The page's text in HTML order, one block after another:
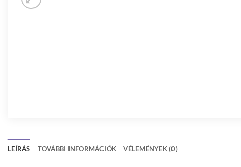
LEÍRÁS TOVÁBBI INFORMÁCIÓK VÉLEMÉNYEK (0)